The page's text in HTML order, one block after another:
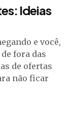
Ideias
e você,
fora das
de ofertas
não ficar